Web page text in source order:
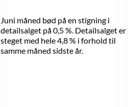
Juni måned bød på en stigning i
detailsalget på 0,5 %. Detailsalget er
steget med hele 4,8 % i forhold til
samme måned sidste år.